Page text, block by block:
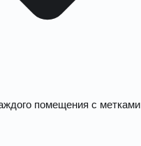
помещения с метками